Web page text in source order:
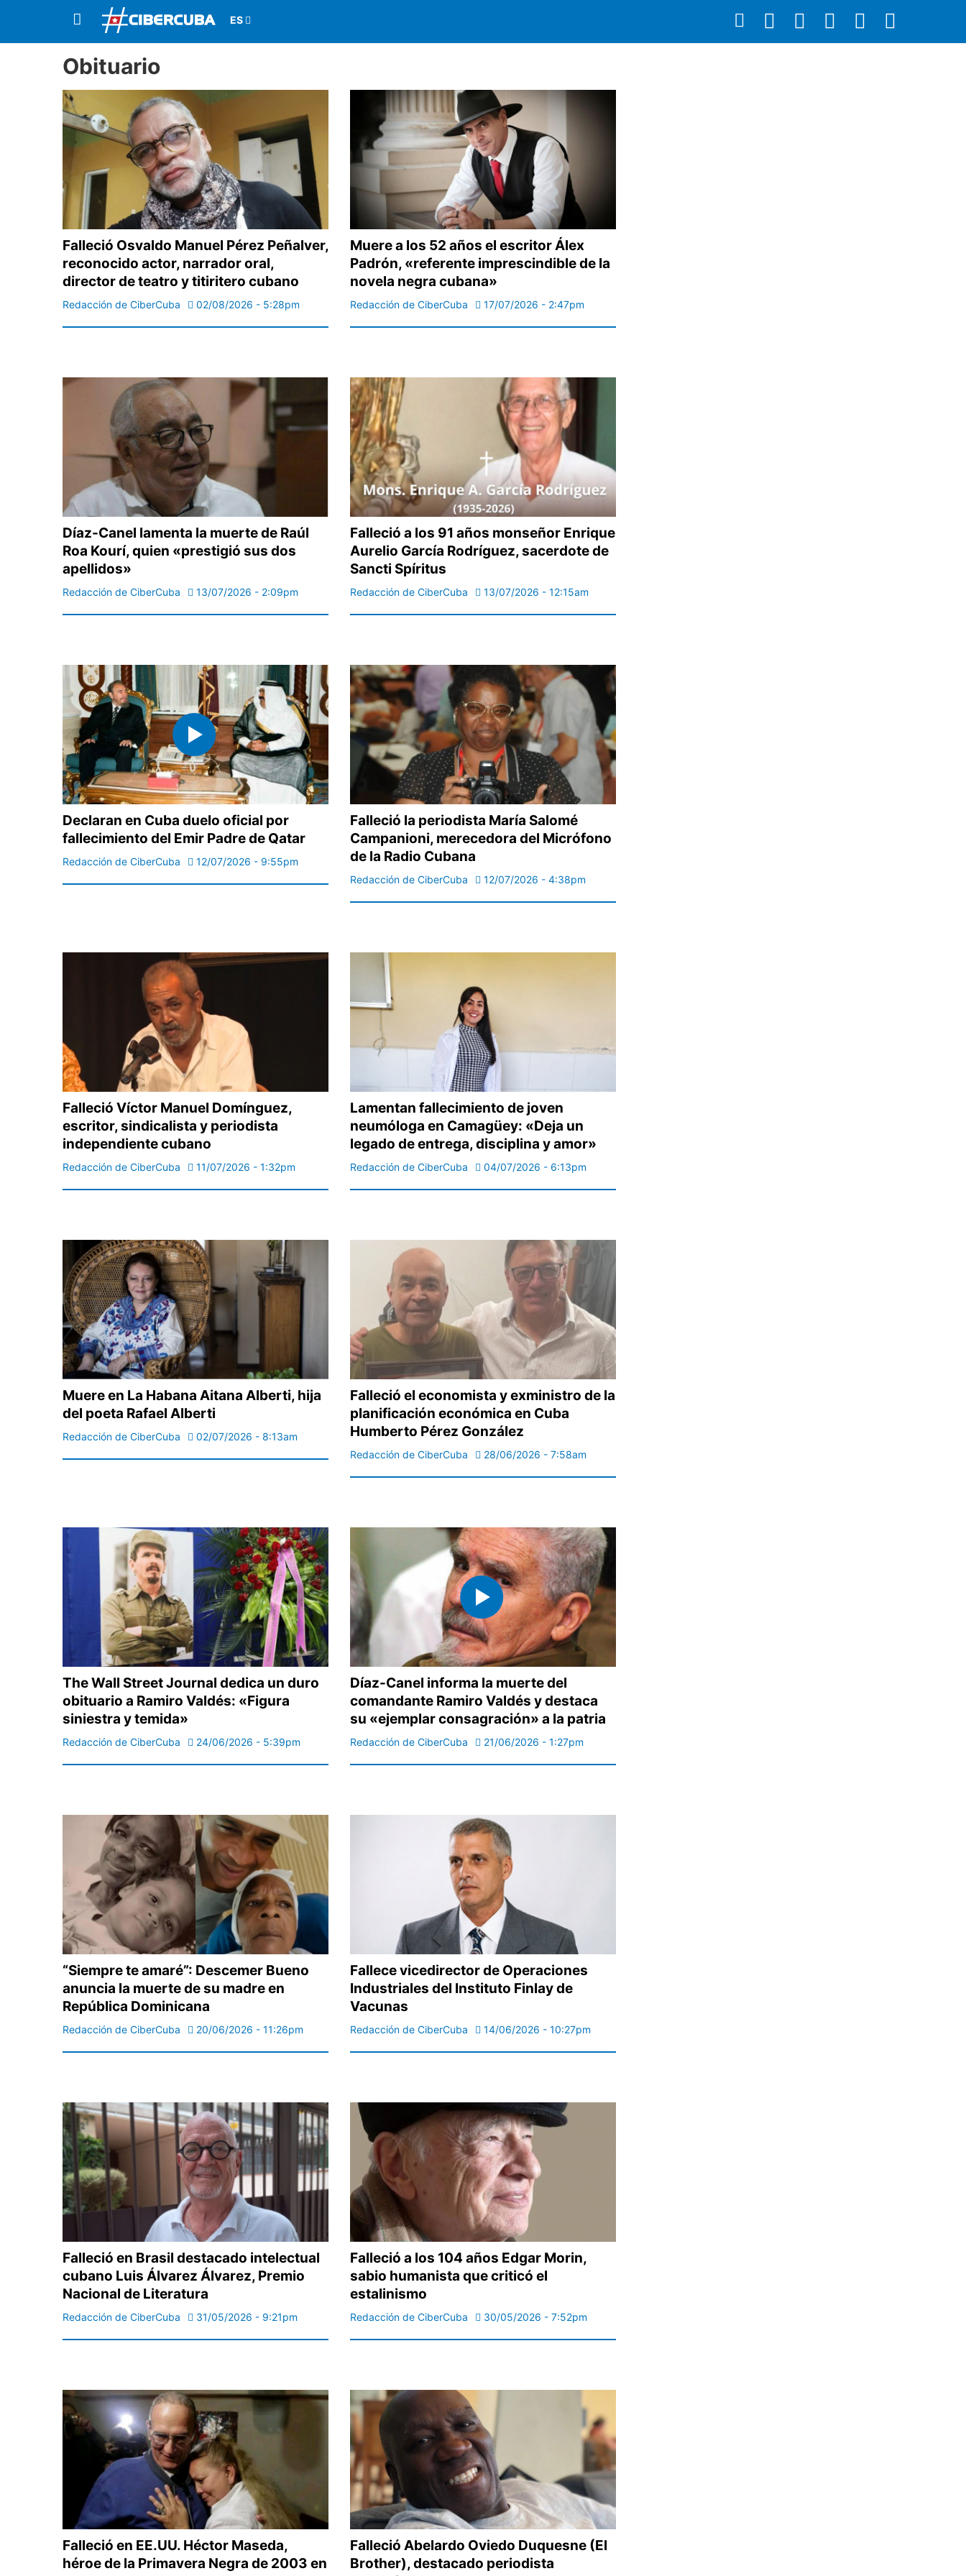
Obituario
Falleció Osvaldo Manuel Pérez Peñalver,
reconocido actor, narrador oral,
director de teatro y titiritero cubano
Redacción de CiberCuba 02/08/2026 - 5:28pm
Muere a los 52 años el escritor Álex
Padrón, «referente imprescindible de la
novela negra cubana»
Redacción de CiberCuba 17/07/2026 - 2:47pm
Díaz-Canel lamenta la muerte de Raúl
Roa Kourí, quien «prestigió sus dos
apellidos»
Redacción de CiberCuba 13/07/2026 - 2:09pm
Falleció a los 91 años monseñor Enrique
Aurelio García Rodríguez, sacerdote de
Sancti Spíritus
Redacción de CiberCuba 13/07/2026 - 12:15am
Declaran en Cuba duelo oficial por
fallecimiento del Emir Padre de Qatar
Redacción de CiberCuba 12/07/2026 - 9:55pm
Falleció la periodista María Salomé
Campanioni, merecedora del Micrófono
de la Radio Cubana
Redacción de CiberCuba 12/07/2026 - 4:38pm
Falleció Víctor Manuel Domínguez,
escritor, sindicalista y periodista
independiente cubano
Redacción de CiberCuba 11/07/2026 - 1:32pm
Lamentan fallecimiento de joven
neumóloga en Camagüey: «Deja un
legado de entrega, disciplina y amor»
Redacción de CiberCuba 04/07/2026 - 6:13pm
Muere en La Habana Aitana Alberti, hija
del poeta Rafael Alberti
Redacción de CiberCuba 02/07/2026 - 8:13am
Falleció el economista y exministro de la
planificación económica en Cuba
Humberto Pérez González
Redacción de CiberCuba 28/06/2026 - 7:58am
The Wall Street Journal dedica un duro
obituario a Ramiro Valdés: «Figura
siniestra y temida»
Redacción de CiberCuba 24/06/2026 - 5:39pm
Díaz-Canel informa la muerte del
comandante Ramiro Valdés y destaca
su «ejemplar consagración» a la patria
Redacción de CiberCuba 21/06/2026 - 1:27pm
“Siempre te amaré”: Descemer Bueno
anuncia la muerte de su madre en
República Dominicana
Redacción de CiberCuba 20/06/2026 - 11:26pm
Fallece vicedirector de Operaciones
Industriales del Instituto Finlay de
Vacunas
Redacción de CiberCuba 14/06/2026 - 10:27pm
Falleció en Brasil destacado intelectual
cubano Luis Álvarez Álvarez, Premio
Nacional de Literatura
Redacción de CiberCuba 31/05/2026 - 9:21pm
Falleció a los 104 años Edgar Morin,
sabio humanista que criticó el
estalinismo
Redacción de CiberCuba 30/05/2026 - 7:52pm
Falleció en EE.UU. Héctor Maseda,
héroe de la Primavera Negra de 2003 en
Falleció Abelardo Oviedo Duquesne (El
Brother), destacado periodista